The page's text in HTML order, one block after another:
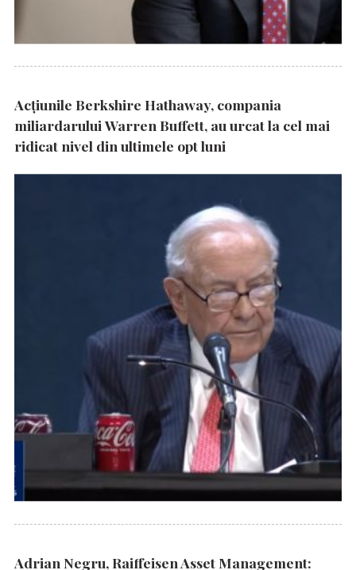
Acțiunile Berkshire Hathaway, compania
miliardarului Warren Buffett, au urcat la cel mai
ridicat nivel din ultimele opt luni
Adrian Negru, Raiffeisen Asset Management: